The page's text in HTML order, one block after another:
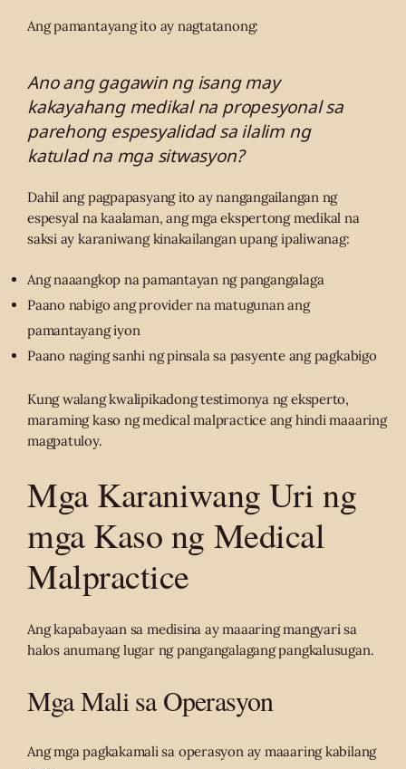
Ang pamantayang ito ay nagtatanong:
Ano ang gagawin ng isang may
kakayahang medikal na propesyonal sa
parehong espesyalidad sa ilalim ng
katulad na mga sitwasyon?
Dahil ang pagpapasyang ito ay nangangailangan ng
espesyal na kaalaman, ang mga ekspertong medikal na
saksi ay karaniwang kinakailangan upang ipaliwanag:
Ang naaangkop na pamantayan ng pangangalaga
Paano nabigo ang provider na matugunan ang
pamantayang iyon
Paano naging sanhi ng pinsala sa pasyente ang pagkabigo
Kung walang kwalipikadong testimonya ng eksperto,
maraming kaso ng medical malpractice ang hindi maaaring
magpatuloy.
Mga Karaniwang Uri ng
mga Kaso ng Medical
Malpractice
Ang kapabayaan sa medisina ay maaaring mangyari sa
halos anumang lugar ng pangangalagang pangkalusugan.
Mga Mali sa Operasyon
Ang mga pagkakamali sa operasyon ay maaaring kabilang